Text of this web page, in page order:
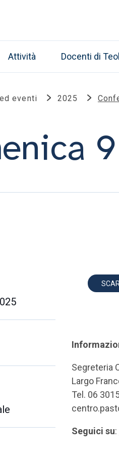
Attività Docenti di
eventi 2025
Segreteria
Largo
Tel. 06
Seguici su: